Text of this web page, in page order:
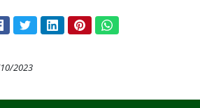
conteúdo:
FacebookTwitterLinkedInPinterestWhatsApp
2023